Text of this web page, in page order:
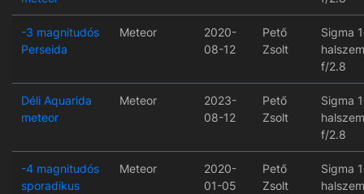
-3 magnitudós
Perseida
Meteor
2020-
08-12
Pető
Zsolt
Sigma
f/2.8
Déli Aquarida
meteor
Meteor
2023-
08-12
Pető
Zsolt
Sigma
f/2.8
-4 magnitudós
sporadikus
Meteor
2020-
01-05
Pető
Zsolt
Sigma